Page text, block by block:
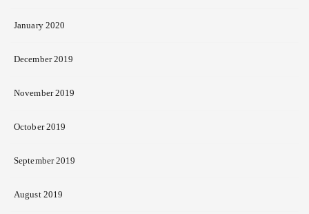
January 2020
December 2019
November 2019
October 2019
September 2019
August 2019